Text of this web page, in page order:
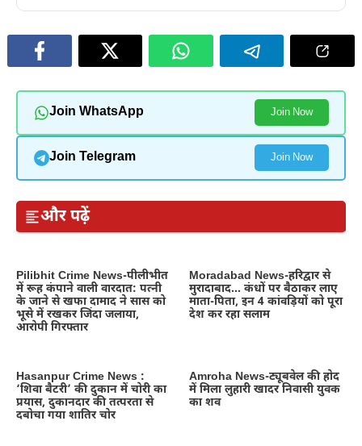
Join WhatsApp Join Now
Join Telegram Join Now
और पढ़ें
Pilibhit Crime News-पीलीभीत
में रूह कंपाने वाली वारदात: पत्नी
के जाने से खफा दामाद ने सास को
भूसे में रखकर जिंदा जलाया,
आरोपी गिरफ्तार
Moradabad News-हरिद्वार से
मुरादाबाद… कंधों पर बैठाकर लाए
माता-पिता, इन 4 कांवड़ियों को पूरा
देश कर रहा सलाम
Hasanpur Crime News :
‘शिवा बैटरी’ की दुकान में चोरी का
प्रयास, दुकानदार की तत्परता से
दबोचा गया शातिर चोर
Amroha News-ट्यूबवेल की होद
में मिला लुहारी खादर निवासी युवक
का शव